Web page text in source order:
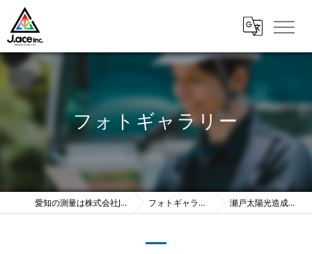
フォトギャラリー
愛知の測量は株式会社J.ace フォトギャラリー 瀬戸太陽光造成工事